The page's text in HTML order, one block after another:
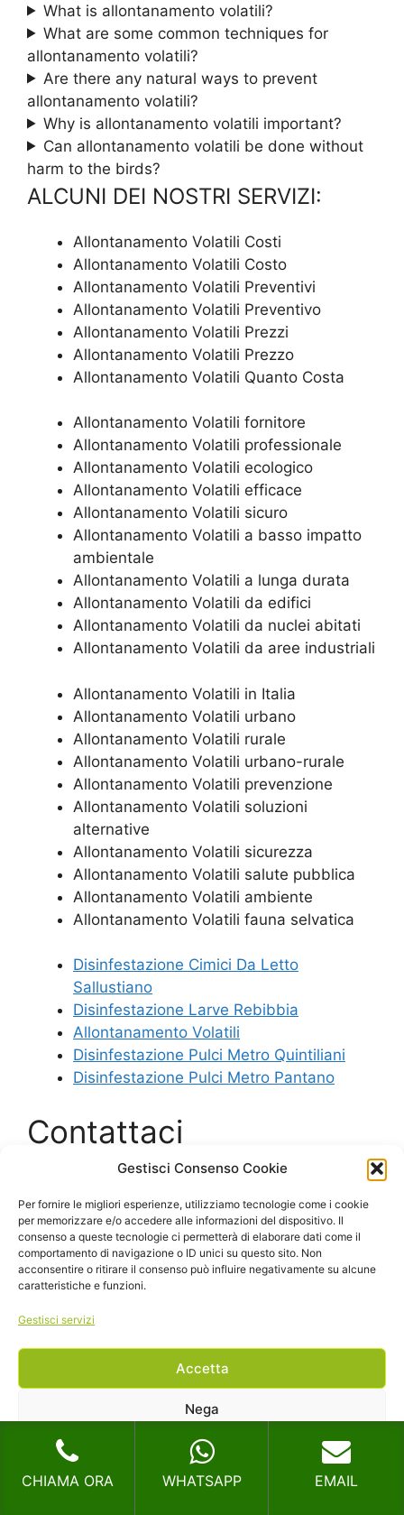
Gestisci Consenso Cookie
Per fornire le migliori esperienze, utilizziamo tecnologie come i cookie
per memorizzare e/o accedere alle informazioni del dispositivo. Il
consenso a queste tecnologie ci permetterà di elaborare dati come il
comportamento di navigazione o ID unici su questo sito. Non
acconsentire o ritirare il consenso può influire negativamente su alcune
caratteristiche e funzioni.
Gestisci servizi
Accetta
Nega
Visualizza le preferenze
Cookie Policy
What is allontanamento volatili?
What are some common techniques for
allontanamento volatili?
Are there any natural ways to prevent
allontanamento volatili?
Why is allontanamento volatili important?
Can allontanamento volatili be done without
harm to the birds?
ALCUNI DEI NOSTRI SERVIZI:
Allontanamento Volatili Costi
Allontanamento Volatili Costo
Allontanamento Volatili Preventivi
Allontanamento Volatili Preventivo
Allontanamento Volatili Prezzi
Allontanamento Volatili Prezzo
Allontanamento Volatili Quanto Costa
Allontanamento Volatili fornitore
Allontanamento Volatili professionale
Allontanamento Volatili ecologico
Allontanamento Volatili efficace
Allontanamento Volatili sicuro
Allontanamento Volatili a basso impatto
ambientale
Allontanamento Volatili a lunga durata
Allontanamento Volatili da edifici
Allontanamento Volatili da nuclei abitati
Allontanamento Volatili da aree industriali
Allontanamento Volatili in Italia
Allontanamento Volatili urbano
Allontanamento Volatili rurale
Allontanamento Volatili urbano-rurale
Allontanamento Volatili prevenzione
Allontanamento Volatili soluzioni
alternative
Allontanamento Volatili sicurezza
Allontanamento Volatili salute pubblica
Allontanamento Volatili ambiente
Allontanamento Volatili fauna selvatica
Disinfestazione Cimici Da Letto
Sallustiano
Disinfestazione Larve Rebibbia
Allontanamento Volatili
Disinfestazione Pulci Metro Quintiliani
Disinfestazione Pulci Metro Pantano
Contattaci
Nome
Email *
CHIAMA ORA WHATSAPP EMAIL